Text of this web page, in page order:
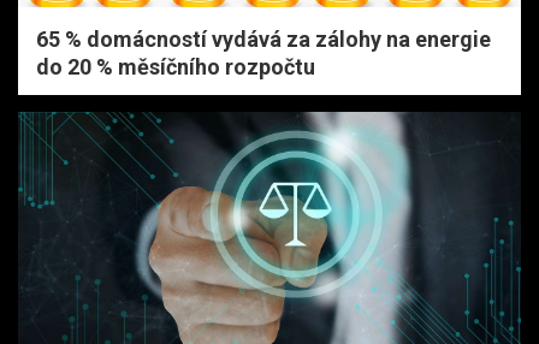
65 % domácností vydává za zálohy na energie
do 20 % měsíčního rozpočtu